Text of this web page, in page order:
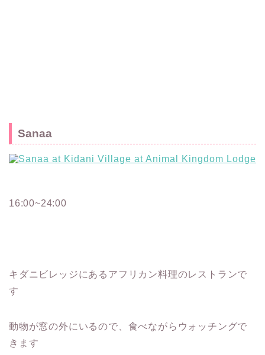
Sanaa
16:00~24:00
キダニビレッジにあるアフリカン料理のレストランで
す
動物が窓の外にいるので、食べながらウォッチングで
きます